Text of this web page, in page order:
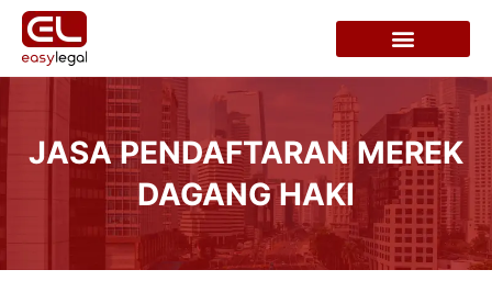
JASA PENDAFTARAN MEREK
DAGANG HAKI